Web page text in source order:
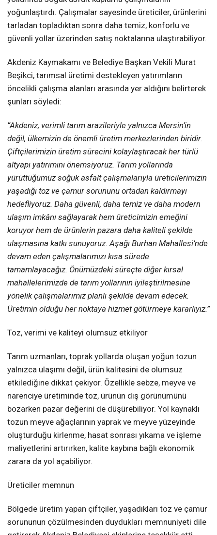
yoğunlaştırdı. Çalışmalar sayesinde üreticiler, ürünlerini
tarladan topladıktan sonra daha temiz, konforlu ve
güvenli yollar üzerinden satış noktalarına ulaştırabiliyor.
Akdeniz Kaymakamı ve Belediye Başkan Vekili Murat
Beşikci, tarımsal üretimi destekleyen yatırımların
öncelikli çalışma alanları arasında yer aldığını belirterek
şunları söyledi:
“Akdeniz, verimli tarım arazileriyle yalnızca Mersin’in
değil, ülkemizin de önemli üretim merkezlerinden biridir.
Çiftçilerimizin üretim sürecini kolaylaştıracak her türlü
altyapı yatırımını önemsiyoruz. Tarım yollarında
yürüttüğümüz soğuk asfalt çalışmalarıyla üreticilerimizin
yaşadığı toz ve çamur sorununu ortadan kaldırmayı
hedefliyoruz. Daha güvenli, daha temiz ve daha modern
ulaşım imkânı sağlayarak hem üreticimizin emeğini
koruyor hem de ürünlerin pazara daha kaliteli şekilde
ulaşmasına katkı sunuyoruz. Aşağı Burhan Mahallesi’nde
devam eden çalışmalarımızı kısa sürede
tamamlayacağız. Önümüzdeki süreçte diğer kırsal
mahallelerimizde de tarım yollarının iyileştirilmesine
yönelik çalışmalarımız planlı şekilde devam edecek.
Üretimin olduğu her noktaya hizmet götürmeye kararlıyız.”
Toz, verimi ve kaliteyi olumsuz etkiliyor
Tarım uzmanları, toprak yollarda oluşan yoğun tozun
yalnızca ulaşımı değil, ürün kalitesini de olumsuz
etkilediğine dikkat çekiyor. Özellikle sebze, meyve ve
narenciye üretiminde toz, ürünün dış görünümünü
bozarken pazar değerini de düşürebiliyor. Yol kaynaklı
tozun meyve ağaçlarının yaprak ve meyve yüzeyinde
oluşturduğu kirlenme, hasat sonrası yıkama ve işleme
maliyetlerini artırırken, kalite kaybına bağlı ekonomik
zarara da yol açabiliyor.
Üreticiler memnun
Bölgede üretim yapan çiftçiler, yaşadıkları toz ve çamur
sorununun çözülmesinden duydukları memnuniyeti dile